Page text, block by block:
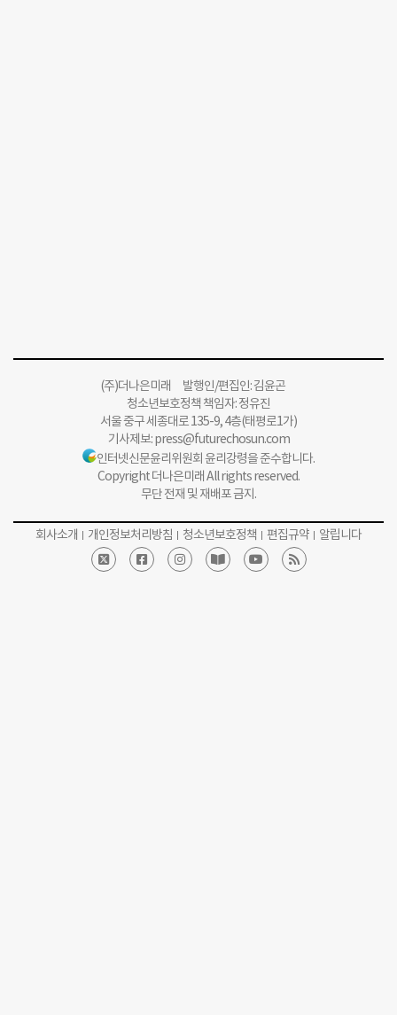
(주)더나은미래 발행인/편집인: 김윤곤
청소년보호정책 책임자: 정유진
서울 중구 세종대로 135-9, 4층(태평로1가)
기사제보:press@futurechosun.com
인터넷신문윤리위원회 윤리강령을 준수합니다.
Copyright 더나은미래 All rights reserved.
무단 전재 및 재배포 금지.
회사소개 개인정보처리방침 청소년보호정책 편집규약 알립니다